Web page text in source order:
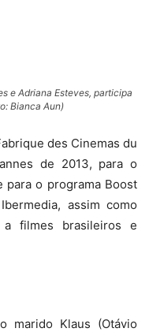
e Adriana Esteves, participa
Bianca Aun)
des Cinemas du
de 2013, para o
para o programa Boost
assim como
filmes brasileiros e
marido Klaus (Otávio